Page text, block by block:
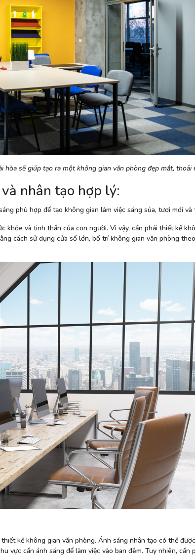
hòa sẽ giúp tạo ra một không gian văn phòng đẹp mắt, thoải
nhân tạo hợp lý:
phù hợp để tạo không gian làm việc sáng sủa, tươi mới
và tinh thần của con người. Vì vậy, cần phải thiết kế
cách sử dụng cửa sổ lớn, bố trí không gian văn phòng
kế không gian văn phòng. Ánh sáng nhân tạo có thể
vực cần ánh sáng để làm việc vào ban đêm. Tuy nhiên, cần